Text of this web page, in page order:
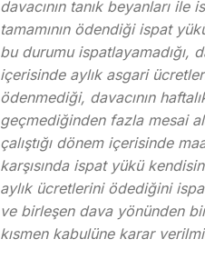
davacının tanık beyanları ile
tamamının ödendiği ispat
bu durumu ispatlayamadığı,
içerisinde aylık asgari
ödenmediği, davacının
geçmediğinden fazla mesai
çalıştığı dönem içerisinde
karşısında ispat yükü
aylık ücretlerini ödediğini
ve birleşen dava yönünden bir
kısmen kabulüne karar